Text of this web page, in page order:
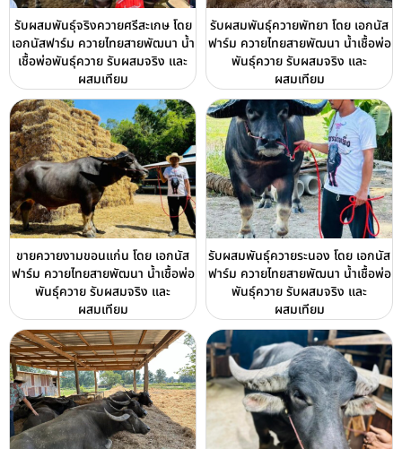
รับผสมพันธุ์จริงควายศรีสะเกษ โดย
เอกนัสฟาร์ม ควายไทยสายพัฒนา น้ำ
เชื้อพ่อพันธุ์ควาย รับผสมจริง และ
ผสมเทียม
รับผสมพันธุ์ควายพัทยา โดย เอกนัส
ฟาร์ม ควายไทยสายพัฒนา น้ำเชื้อพ่อ
พันธุ์ควาย รับผสมจริง และ
ผสมเทียม
ขายควายงามขอนแก่น โดย เอกนัส
ฟาร์ม ควายไทยสายพัฒนา น้ำเชื้อพ่อ
พันธุ์ควาย รับผสมจริง และ
ผสมเทียม
รับผสมพันธุ์ควายระนอง โดย เอกนัส
ฟาร์ม ควายไทยสายพัฒนา น้ำเชื้อพ่อ
พันธุ์ควาย รับผสมจริง และ
ผสมเทียม